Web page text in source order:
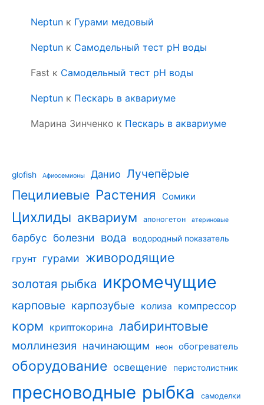
Neptun к Гурами медовый
Neptun к Самодельный тест pH воды
Fast к Самодельный тест pH воды
Neptun к Пескарь в аквариуме
Марина Зинченко к Пескарь в аквариуме
glofish Афиосемионы Данио Лучепёрые
Пецилиевые Растения Сомики
Цихлиды аквариум апоногетон атериновые
барбус болезни вода водородный показатель
грунт гурами живородящие
золотая рыбка икромечущие
карповые карпозубые колиза компрессор
корм криптокорина лабиринтовые
моллинезия начинающим неон обогреватель
оборудование освещение перистолистник
пресноводные рыбка самоделки